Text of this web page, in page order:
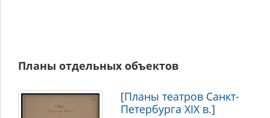
Планы отдельных объектов
[Планы театров Санкт-
Петербурга XIX в.]